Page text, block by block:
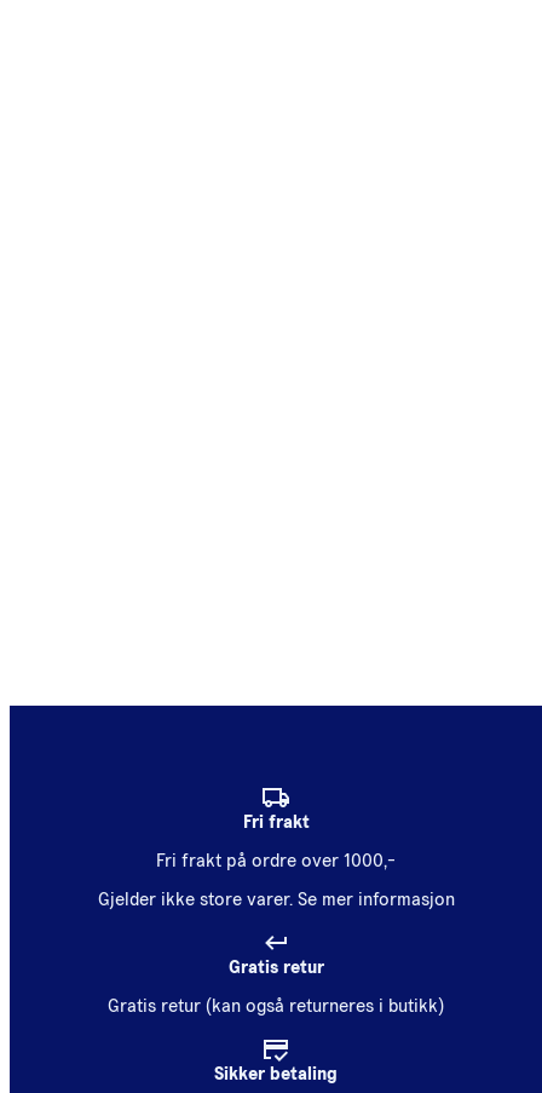
Fri frakt
Fri frakt på ordre over 1000,-
Gjelder ikke store varer. Se mer informasjon
Gratis retur
Gratis retur (kan også returneres i butikk)
Sikker betaling